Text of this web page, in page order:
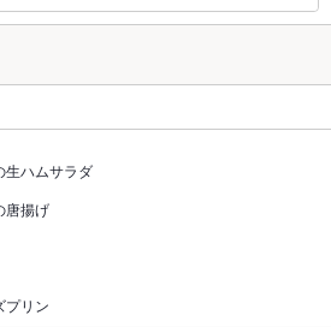
生ハムサラダ
唐揚げ
プリン